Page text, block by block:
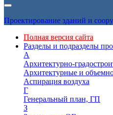
Проектирование зданий и
Полная версия сайта
Разделы и подразделы
А
Архитектурно-
Архитектурные и
Аспирация воздуха
Г
Генеральный план, ГП
З